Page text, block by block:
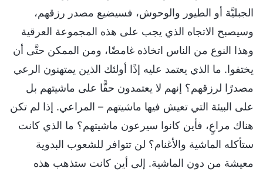
الجبليَّة أو الطيور والوحوش، فسيضيع مصدر رزقهم،
وسيصبح الاتجاه الذي يجب على هذه المجموعة العرقية
وهذا النوع من الناس اتخاذه غامضًا، ومن الممكن حتَّى أن
يختفوا. ما الذي يعتمد عليه إذًا أولئك الذين يمتهنون الرعي
مصدرًا لرزقهم؟ إنهم لا يعتمدون حقًّا على ماشيتهم بل
على البيئة التي تعيش فيها ماشيتهم – المراعي. إذا لم تكن
هناك مراعٍ، فأين كانوا سيرعون ماشيتهم؟ ما الذي كانت
ستأكله الماشية والأغنام؟ لن تتوافر للشعوب البدوية
معيشة من دون الماشية. إلى أين كانت ستذهب هذه